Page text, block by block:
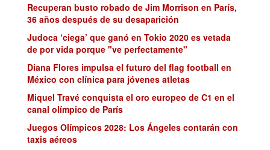
Recuperan busto robado de Jim Morrison en París,
36 años después de su desaparición
Judoca ‘ciega’ que ganó en Tokio 2020 es vetada
de por vida porque "ve perfectamente"
Diana Flores impulsa el futuro del flag football en
México con clínica para jóvenes atletas
Miquel Travé conquista el oro europeo de C1 en el
canal olímpico de París
Juegos Olímpicos 2028: Los Ángeles contarán con
taxis aéreos